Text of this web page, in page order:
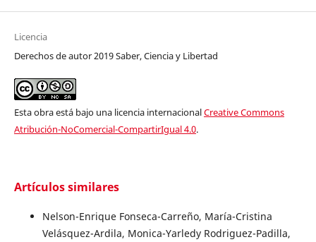
Licencia
Derechos de autor 2019 Saber, Ciencia y Libertad
Esta obra está bajo una licencia internacionalCreative Commons
Atribución-NoComercial-CompartirIgual 4.0.
Artículos similares
Nelson-Enrique Fonseca-Carreño, María-Cristina
Velásquez-Ardila, Monica-Yarledy Rodriguez-Padilla,